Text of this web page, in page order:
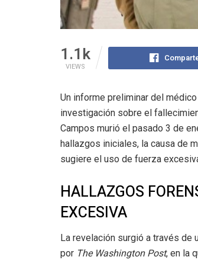
1.1k
VIEWS
Un informe preliminar del
investigación sobre el
Campos murió el pasado 3 de
hallazgos iniciales, la causa de
sugiere el uso de fuerza
HALLAZGOS
EXCESIVA
La revelación surgió a través de
por The Washington Post, en la